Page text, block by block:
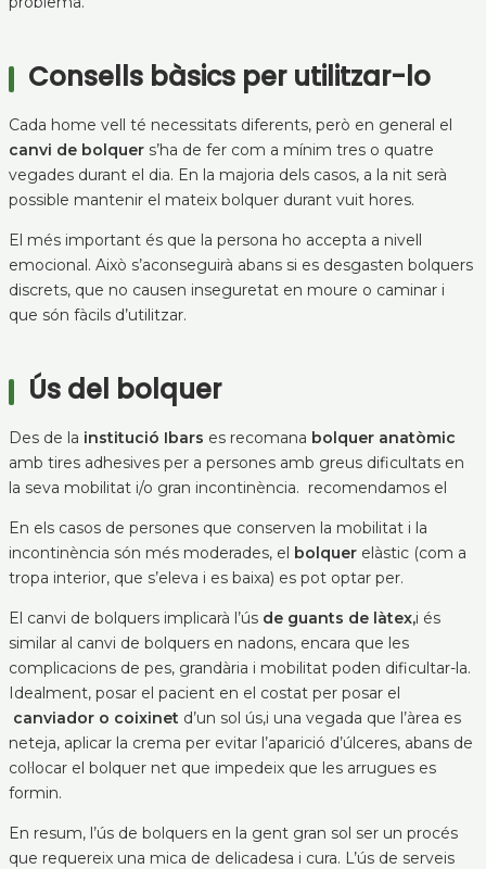
Consells bàsics per utilitzar-lo
Cada home vell té necessitats diferents, però en general el
canvi de bolquer s’ha de fer com a mínim tres o quatre
vegades durant el dia. En la majoria dels casos, a la nit serà
possible mantenir el mateix bolquer durant vuit hores.
El més important és que la persona ho accepta a nivell
emocional. Això s’aconseguirà abans si es desgasten bolquers
discrets, que no causen inseguretat en moure o caminar i
que són fàcils d’utilitzar.
Ús del bolquer
Des de la institució Ibars es recomana bolquer anatòmic
amb tires adhesives per a persones amb greus dificultats en
la seva mobilitat i/o gran incontinència. recomendamos el
En els casos de persones que conserven la mobilitat i la
incontinència són més moderades, el bolquerelàstic (com a
tropa interior, que s’eleva i es baixa) es pot optar per.
El canvi de bolquers implicarà l’ús de guants de làtex,i és
similar al canvi de bolquers en nadons, encara que les
complicacions de pes, grandària i mobilitat poden dificultar-la.
Idealment, posar el pacient en el costat per posar el
canviador o coixinet d’un sol ús,i una vegada que l’àrea es
neteja, aplicar la crema per evitar l’aparició d’úlceres, abans de
col·locar el bolquer net que impedeix que les arrugues es
formin.
En resum, l’ús de bolquers en la gent gran sol ser un procés
que requereix una mica de delicadesa i cura. L’ús de serveis